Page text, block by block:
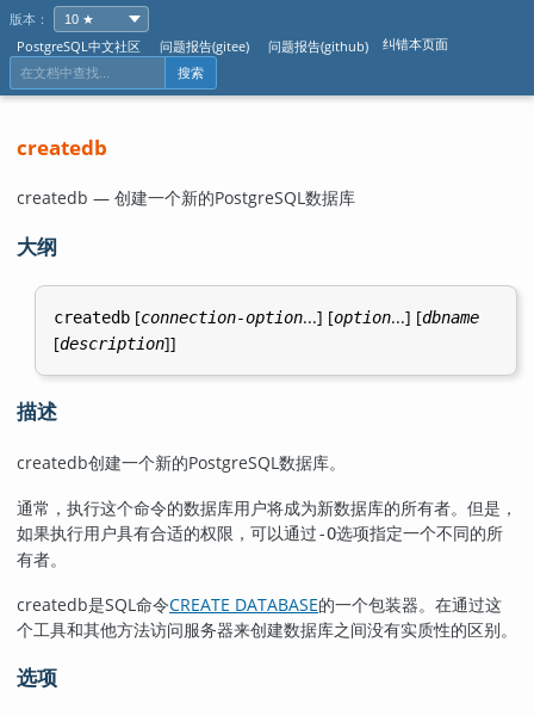
版本：
PostgreSQL中文社区
问题报告(gitee) 问题报告(github) 纠错本页面
搜索
createdb
createdb — 创建一个新的PostgreSQL数据库
大纲
createdb[connection-option...] [option...] [dbname
[description]]
描述
createdb创建一个新的PostgreSQL数据库。
通常，执行这个命令的数据库用户将成为新数据库的所有者。但是，
如果执行用户具有合适的权限，可以通过-O选项指定一个不同的所
有者。
createdb是SQL命令CREATE DATABASE的一个包装器。在通过这
个工具和其他方法访问服务器来创建数据库之间没有实质性的区别。
选项